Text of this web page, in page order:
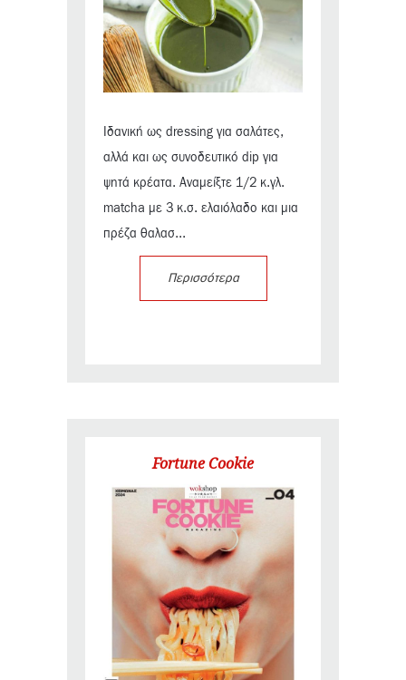
Ιδανική ως dressing για σαλάτες,
αλλά και ως συνοδευτικό dip για
ψητά κρέατα. Αναμείξτε 1/2 κ.γλ.
matcha με 3 κ.σ. ελαιόλαδο και μια
πρέζα θαλασ...
Περισσότερα
Fortune Cookie